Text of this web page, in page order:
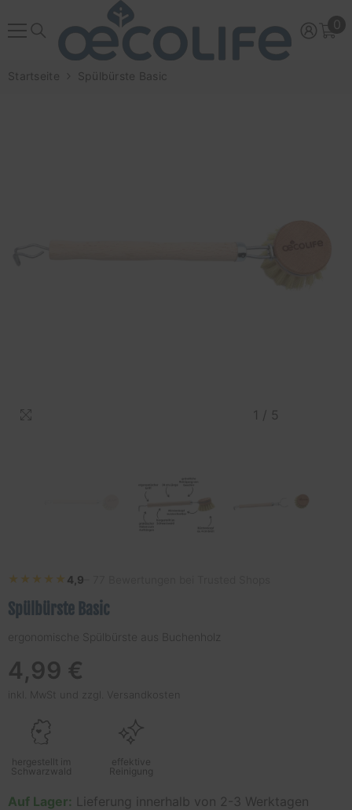
00
Startseite Spülbürste Basic
1 / 5
★★★★★
★★★★★ 4,9
Spülbürste Basic
ergonomische Spülbürste aus Buchenholz
Regulärer
Preis
4,99 €
inkl. MwSt und zzgl. Versandkosten
hergestellt im
Schwarzwald
effektive
Reinigung
Auf Lager: Lieferung innerhalb von 2-3 Werktagen